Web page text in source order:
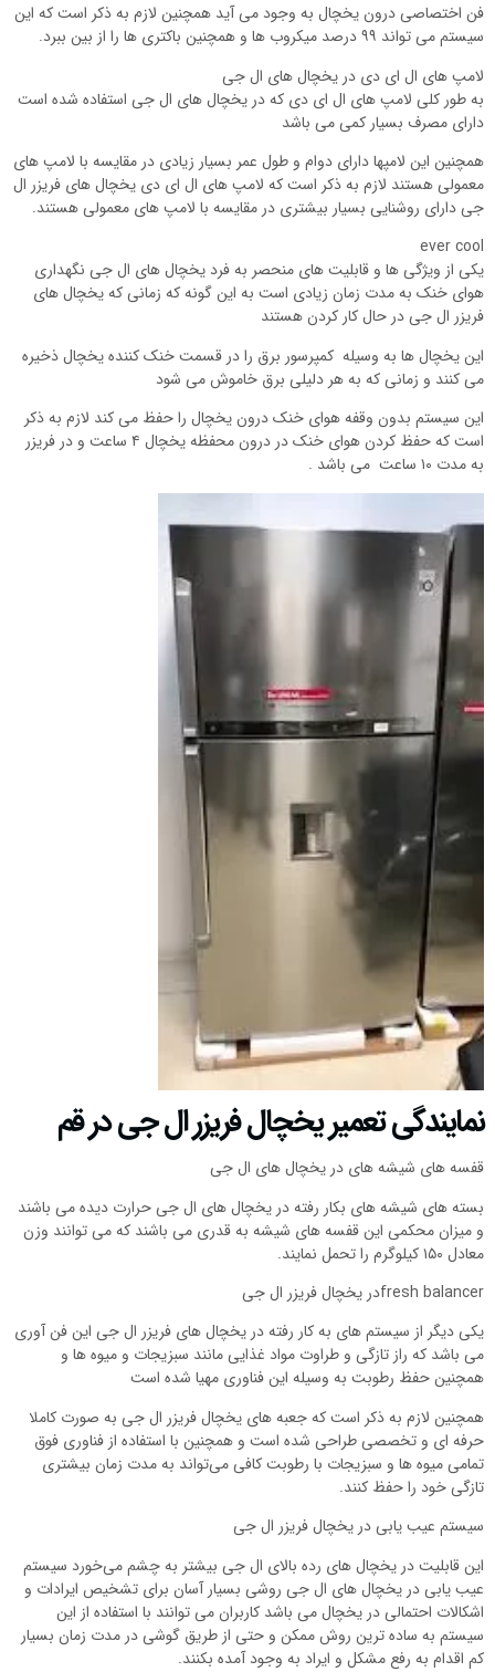
فن اختصاصی درون یخچال به وجود می آید همچنین لازم به ذکر است که این
سیستم می تواند ۹۹ درصد میکروب ها و همچنین باکتری ها را از بین ببرد.
لامپ های ال ای دی در یخچال های ال جی
به طور کلی لامپ های ال ای دی که در یخچال های ال جی استفاده شده است
دارای مصرف بسیار کمی می باشد
همچنین این لامپها دارای دوام و طول عمر بسیار زیادی در مقایسه با لامپ های
معمولی هستند لازم به ذکر است که لامپ های ال ای دی یخچال های فریزر ال
جی دارای روشنایی بسیار بیشتری در مقایسه با لامپ های معمولی هستند.
ever cool
یکی از ویژگی ها و قابلیت های منحصر به فرد یخچال های ال جی نگهداری
هوای خنک به مدت زمان زیادی است به این گونه که زمانی که یخچال های
فریزر ال جی در حال کار کردن هستند
این یخچال ها به وسیله کمپرسور برق را در قسمت خنک کننده یخچال ذخیره
می کنند و زمانی که به هر دلیلی برق خاموش می شود
این سیستم بدون وقفه هوای خنک درون یخچال را حفظ می کند لازم به ذکر
است که حفظ کردن هوای خنک در درون محفظه یخچال ۴ ساعت و در فریزر
به مدت ۱۰ ساعت می باشد .
نمایندگی تعمیر یخچال فریزر ال جی در قم
قفسه های شیشه های در یخچال های ال جی
بسته های شیشه های بکار رفته در یخچال های ال جی حرارت دیده می باشند
و میزان محکمی این قفسه های شیشه به قدری می باشند که می توانند وزن
معادل ۱۵۰ کیلوگرم را تحمل نمایند.
fresh balancerدر یخچال فریزر ال جی
یکی دیگر از سیستم های به کار رفته در یخچال های فریزر ال جی این فن آوری
می باشد که راز تازگی و طراوت مواد غذایی مانند سبزیجات و میوه ها و
همچنین حفظ رطوبت به وسیله این فناوری مهیا شده است
همچنین لازم به ذکر است که جعبه های یخچال فریزر ال جی به صورت کاملا
حرفه ای و تخصصی طراحی شده است و همچنین با استفاده از فناوری فوق
تمامی میوه ها و سبزیجات با رطوبت کافی می‌تواند به مدت زمان بیشتری
تازگی خود را حفظ کنند.
سیستم عیب یابی در یخچال فریزر ال جی
این قابلیت در یخچال های رده بالای ال جی بیشتر به چشم می‌خورد سیستم
عیب یابی در یخچال های ال جی روشی بسیار آسان برای تشخیص ایرادات و
اشکالات احتمالی در یخچال می باشد کاربران می توانند با استفاده از این
سیستم به ساده ترین روش ممکن و حتی از طریق گوشی در مدت زمان بسیار
کم اقدام به رفع مشکل و ایراد به وجود آمده بکنند.